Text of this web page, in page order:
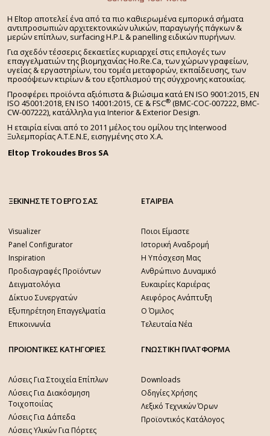
H Eltop αποτελεί ένα από τα πιο καθιερωμένα εμπορικά σήματα
αντιπροσωπιών αρχιτεκτονικών υλικών, παραγωγής πάγκων &
μερών επίπλων, surfacing H.P.L & panelling ειδικών πυρήνων.
Για σχεδόν τέσσερις δεκαετίες κυριαρχεί στις επιλογές των
επαγγελματιών της βιομηχανίας Ho.Re.Ca, των χώρων γραφείων,
υγείας & εργαστηρίων, του τομέα μεταφορών, εκπαίδευσης, των
προσόψεων κτιρίων & του εξοπλισμού της σύγχρονης κατοικίας.
Προσφέρει προϊόντα αξιόπιστα & βιώσιμα κατά EN ISO 9001:2015, EN
ISO 45001:2018, EN ISO 14001:2015,CE & FSC® (BMC-COC-007222, BMC-
CW-007222), κατάλληλα για Interior & Exterior Design.
Η εταιρία είναι από το 2011 μέλος του ομίλου της Interwood
Ξυλεμπορίας Α.Τ.Ε.Ν.Ε, εισηγμένης στο Χ.A.
Eltop Trokoudes Bros SA
ΞΕΚΙΝΗΣΤΕ ΤΟ ΕΡΓΟ ΣΑΣ
Visualizer
Panel Configurator
Inspiration
Προδιαγραφές Προϊόντων
Δειγματολόγια
Δίκτυο Συνεργατών
Εξυπηρέτηση Επαγγελματία
Επικοινωνία
ΕΤΑΙΡΕΙΑ
Ποιοι Είμαστε
Ιστορική Αναδρομή
Η Υπόσχεση Μας
Ανθρώπινο Δυναμικό
Ευκαιρίες Καριέρας
Αειφόρος Ανάπτυξη
Ο Όμιλος
Τελευταία Νέα
ΠΡΟΙΟΝΤΙΚΕΣ ΚΑΤΗΓΟΡΙΕΣ
Λύσεις Για Στοιχεία Επίπλων
Λύσεις Για Διακόσμηση
Τοιχοποιίας
Λύσεις Για Δάπεδα
Λύσεις Υλικών Για Πόρτες
ΓΝΩΣΤΙΚΗ ΠΛΑΤΦΟΡΜΑ
Downloads
Οδηγίες Χρήσης
Λεξικό Τεχνικών Όρων
Προϊοντικός Κατάλογος